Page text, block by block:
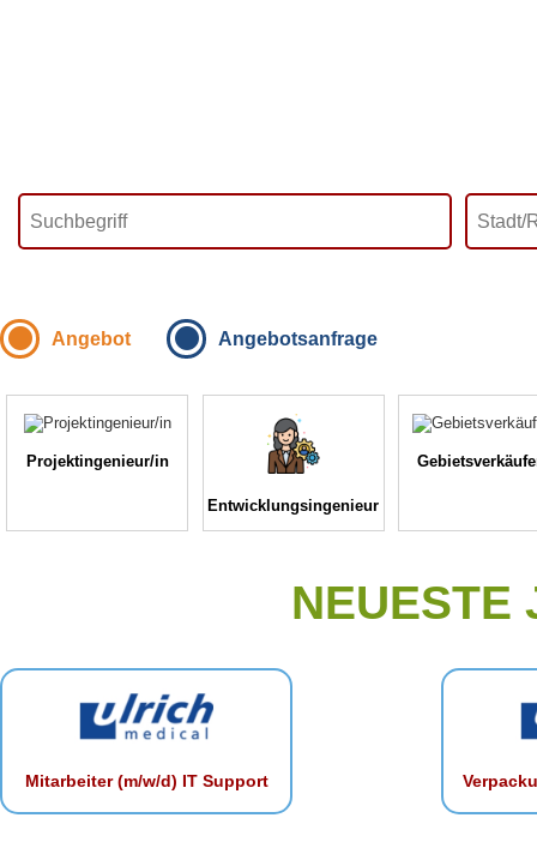
Angebot Angebotsanfrage
Projektingenieur/in
Entwicklungsingenieur
NEUESTE
Mitarbeiter (m/w/d) IT Support